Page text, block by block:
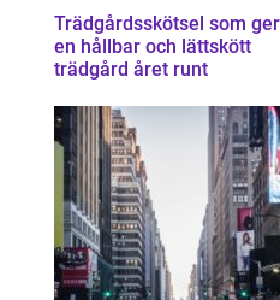
Trädgårdsskötsel som ger
en hållbar och lättskött
trädgård året runt